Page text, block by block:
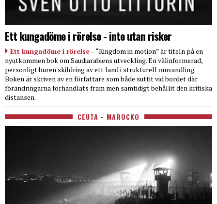
Ett kungadöme i rörelse - inte utan risker
Ett kungadöme i rörelse– “Kingdom in motion” är titeln på en
nyutkommen bok om Saudiarabiens utveckling. En välinformerad,
personligt buren skildring av ett land i strukturell omvandling.
Boken är skriven av en författare som både suttit vid bordet där
förändringarna förhandlats fram men samtidigt behållit den kritiska
distansen.
CEUTA - MAROCKO